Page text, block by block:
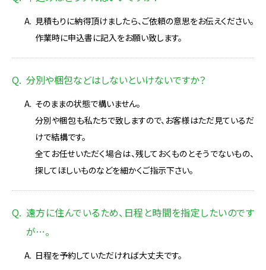
見積もりに納得頂けましたら、ご依頼の意思をお伝えください。
作業時に申込書に記入をお願い致します。
分別や梱包などはしないといけないですか？
そのままの状態で構いません。
分別や梱包も私たちで致しますので、お客様はただ見ているだ
けで結構です。
全てお任せいただく場合は、残しておくものとそうでないもの、
探してほしいものなどを細かくご指示下さい。
遠方に住んでいるため、日程と時間を指定したいのです
が…。
日程を予約していただければ大丈夫です。